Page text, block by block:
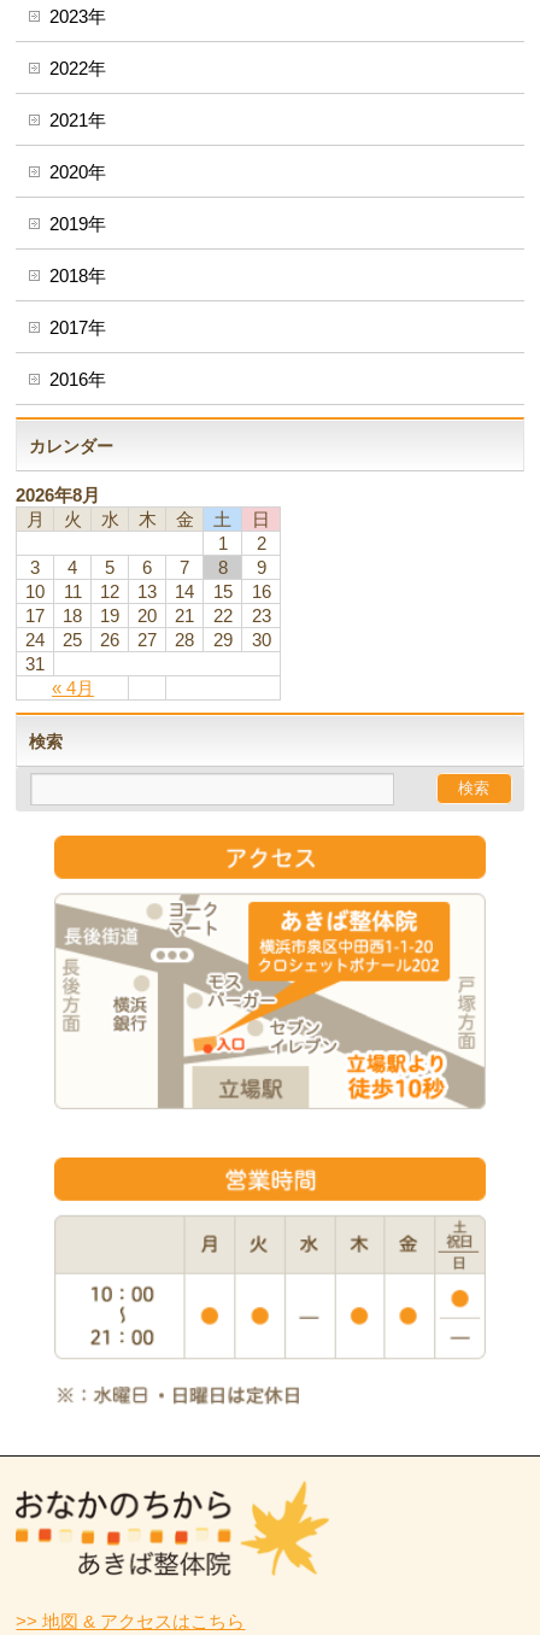
2023年
2022年
2021年
2020年
2019年
2018年
2017年
2016年
カレンダー
2026年8月
月
火 水 木 金 土 日
« 4月
1
2
3
4 5 6 7 8
9
10
11 12 13 14 15
16
17
18 19 20 21 22
23
24
25 26 27 28 29
30
31
検索
>> 地図 & アクセスはこちら